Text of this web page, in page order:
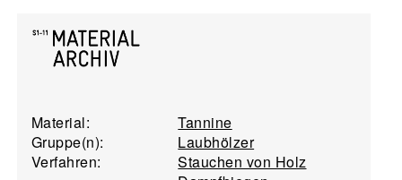
Material:
Tannine
Gruppe(n):
Laubhölzer
Verfahren:
Stauchen von Holz